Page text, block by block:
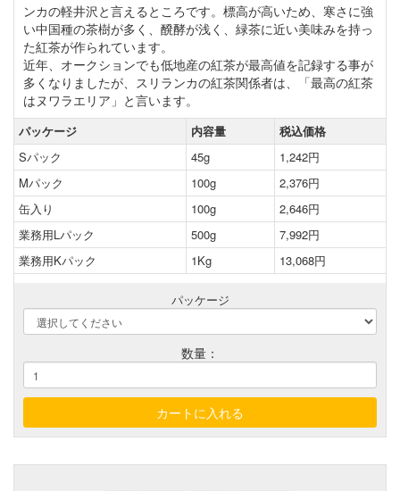
ンカの軽井沢と言えるところです。標高が高いため、寒さに強
い中国種の茶樹が多く、醗酵が浅く、緑茶に近い美味みを持っ
た紅茶が作られています。
近年、オークションでも低地産の紅茶が最高値を記録する事が
多くなりましたが、スリランカの紅茶関係者は、「最高の紅茶
はヌワラエリア」と言います。
パッケージ 内容量
税込価格
Sパック
45g
1,242円
Mパック
100g
2,376円
缶入り
100g
2,646円
業務用Lパック
500g
7,992円
業務用Kパック
1Kg 13,068円
パッケージ
数量：